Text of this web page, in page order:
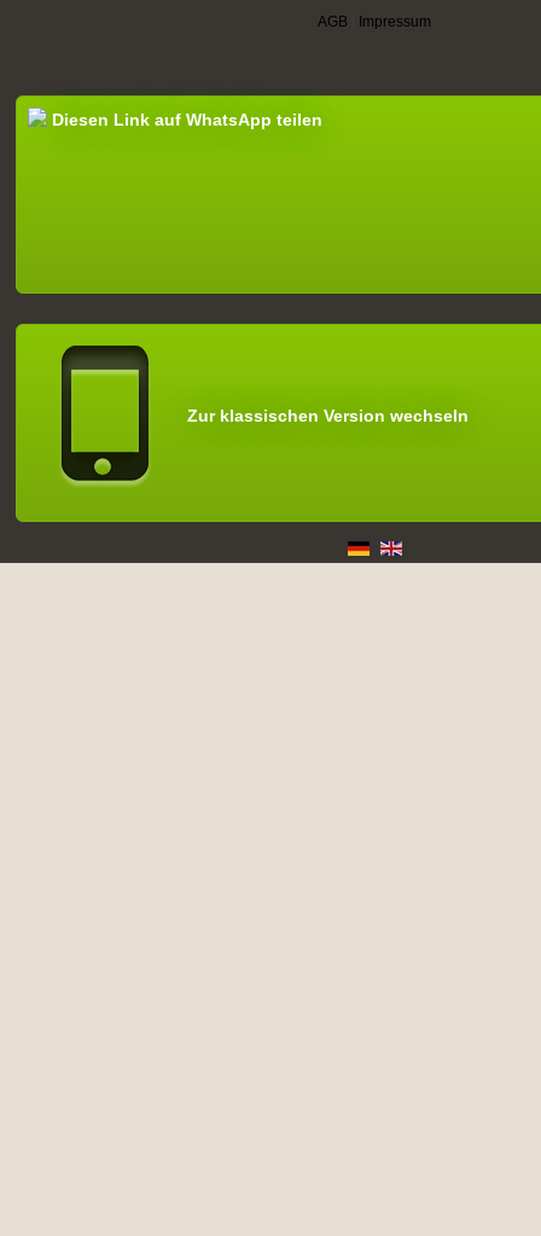
AGB Impressum
Diesen Link auf WhatsApp teilen
Zur klassischen Version wechseln